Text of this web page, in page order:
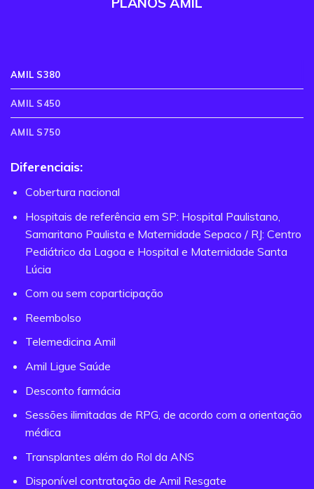
AMIL S380
AMIL S450
AMIL S750
Diferenciais:
Cobertura nacional
Hospitais de referência em SP: Hospital Paulistano,
Samaritano Paulista e Maternidade Sepaco / RJ: Centro
Pediátrico da Lagoa e Hospital e Maternidade Santa
Lúcia
Com ou sem coparticipação
Reembolso
Telemedicina Amil
Amil Ligue Saúde
Desconto farmácia
Sessões ilimitadas de RPG, de acordo com a orientação
médica
Transplantes além do Rol da ANS
Disponível contratação de Amil Resgate